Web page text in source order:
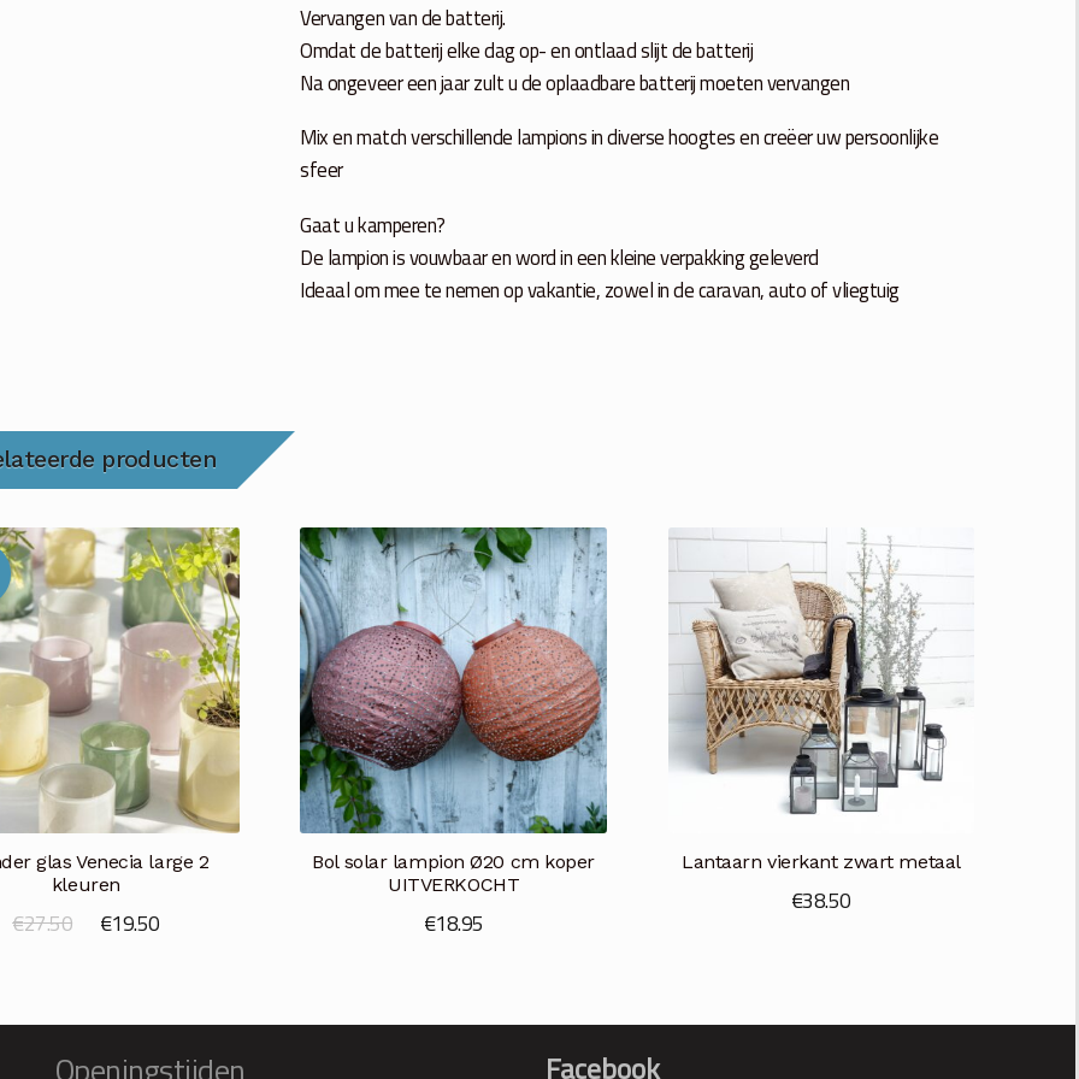
Vervangen van de batterij.
Omdat de batterij elke dag op- en ontlaad slijt de batterij
Na ongeveer een jaar zult u de oplaadbare batterij moeten vervangen
Mix en match verschillende lampions in diverse hoogtes en creëer uw persoonlijke
sfeer
Gaat u kamperen?
De lampion is vouwbaar en word in een kleine verpakking geleverd
Ideaal om mee te nemen op vakantie, zowel in de caravan, auto of vliegtuig
producten
glas Venecia large 2
kleuren
€27.50
Oorspronkelijke
€27.50.
€19.50Huidige
€19.50.
Bol solar lampion Ø20 cm koper
UITVERKOCHT
€18.95
Lantaarn vierkant zwart metaal
€38.50
Facebook